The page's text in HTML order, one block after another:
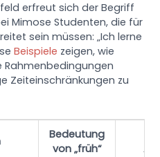
erfreut sich der Begriff
Mimose Studenten, die für
sein müssen: „Ich lerne
Beispiele zeigen, wie
Rahmenbedingungen
Zeiteinschränkungen zu
Bedeutung
von „früh“